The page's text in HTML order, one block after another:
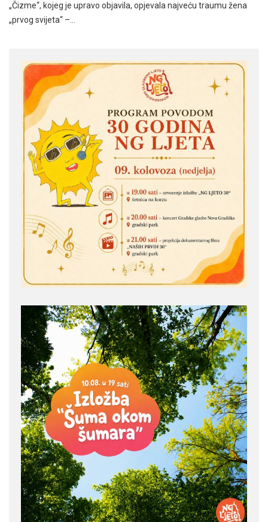
„Čizme“, kojeg je upravo objavila, opjevala najveću traumu žena
„prvog svijeta“ –…